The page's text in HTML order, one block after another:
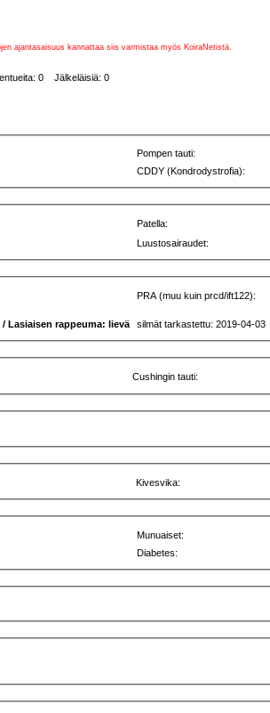
ajantasaisuus kannattaa siis varmistaa myös KoiraNetistä.
0 Jälkeläisiä: 0
Pompen tauti:
CDDY (Kondrodystrofia):
Patella:
Luustosairaudet:
PRA (muu kuin prcd/ift122):
/ Lasiaisen rappeuma: lievä silmät tarkastettu: 2019-04-03
Cushingin tauti:
Kivesvika:
Munuaiset:
Diabetes: